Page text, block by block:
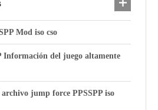
Mod iso cso
Información del juego altamente
archivo jump force PPSSPP iso